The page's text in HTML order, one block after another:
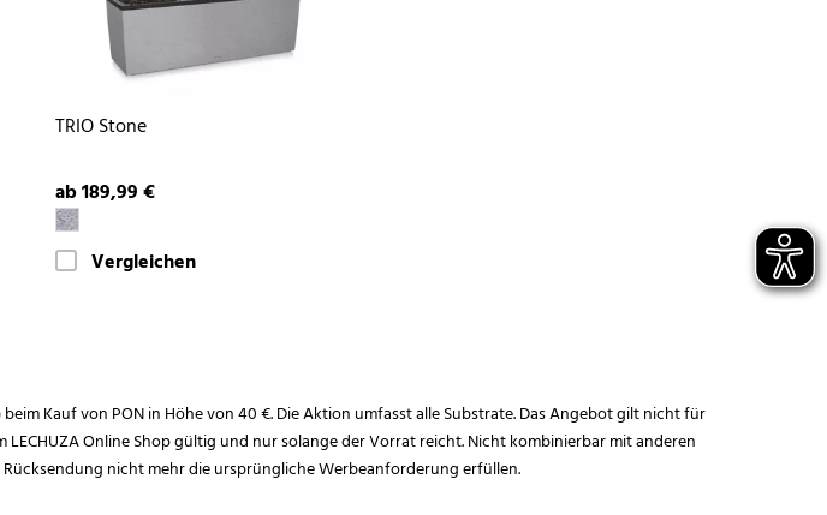
TRIO Stone
ab 189,99 €
Vergleichen
Kauf von PON in Höhe von 40 €. Die Aktion umfasst alle Substrate. Das Angebot gilt nicht für
Online Shop gültig und nur solange der Vorrat reicht. Nicht kombinierbar mit anderen
nicht mehr die ursprüngliche Werbeanforderung erfüllen.